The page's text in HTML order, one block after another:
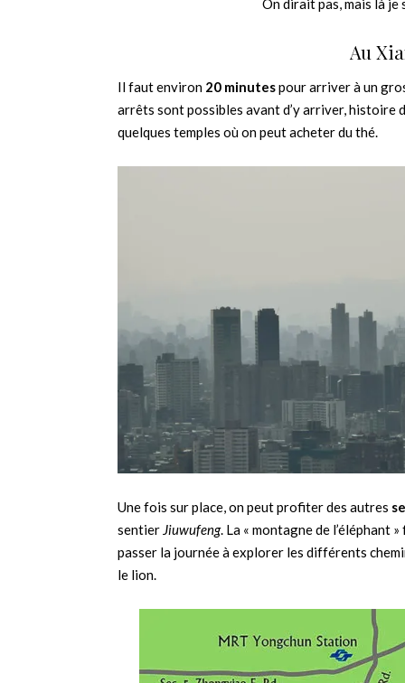
On dirait pas, mais là je
Au
Il faut environ 20 minutespour arriver à un
arrêts sont possibles avant d’y arriver, histoire
quelques temples où on peut acheter du thé.
Une fois sur place, on peut profiter des autres
sentier Jiuwufeng. La « montagne de l’éléphant
passer la journée à explorer les différents
le lion.